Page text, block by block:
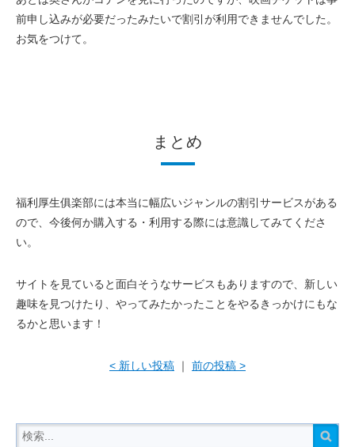
前申し込みが必要だったみたいで割引が利用できませんでした。
お気をつけて。
まとめ
福利厚生俱楽部には本当に幅広いジャンルの割引サービスがある
ので、今後何か購入する・利用する際には意識してみてくださ
い。
サイトを見ていると面白そうなサービスもありますので、新しい
趣味を見つけたり、やってみたかったことをやるきっかけにもな
るかと思います！
< 新しい投稿 ｜ 前の投稿 >